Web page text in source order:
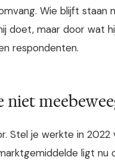
Wie blijft
doet, maar door wat
respondenten.
niet
Stel je werkte in
ligt nu